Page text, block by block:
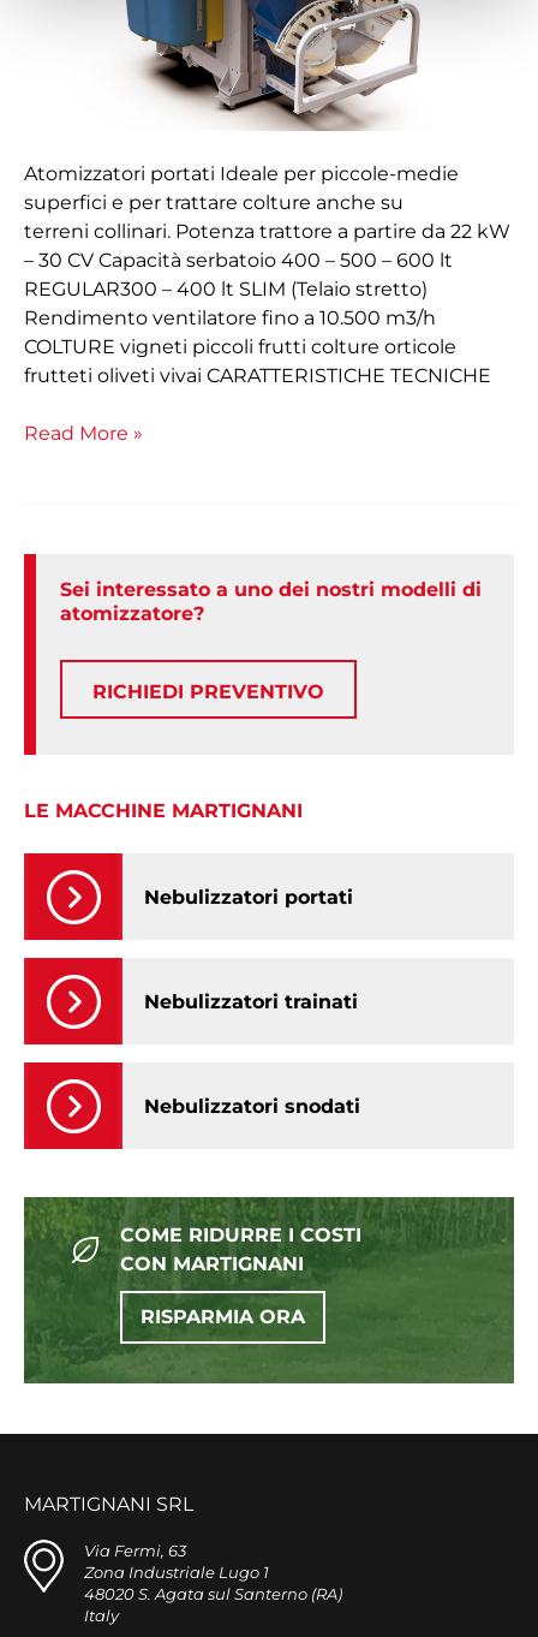
Atomizzatori portati Ideale per piccole-medie
superfici e per trattare colture anche su
terreni collinari. Potenza trattore a partire da 22 kW
– 30 CV Capacità serbatoio 400 – 500 – 600 lt
REGULAR300 – 400 lt SLIM (Telaio stretto)
Rendimento ventilatore fino a 10.500 m3/h
COLTURE vigneti piccoli frutti colture orticole
frutteti oliveti vivai CARATTERISTICHE TECNICHE
Read More »
Sei interessato a uno dei nostri modelli di
atomizzatore?
RICHIEDI PREVENTIVO
LE MACCHINE MARTIGNANI
Nebulizzatori portati
Nebulizzatori trainati
Nebulizzatori snodati
COME RIDURRE I COSTI
CON MARTIGNANI
RISPARMIA ORA
MARTIGNANI SRL
Via Fermi, 63
Zona Industriale Lugo 1
48020 S. Agata sul Santerno (RA)
Italy